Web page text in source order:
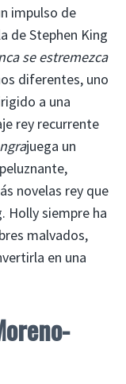
impulso de
de Stephen King
se estremezca
diferentes, uno
a una
rey recurrente
juega un
novelas rey que
Holly siempre ha
malvados,
en una